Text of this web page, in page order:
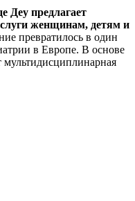
Деу предлагает
женщинам, детям и
превратилось в один
в Европе. В основе